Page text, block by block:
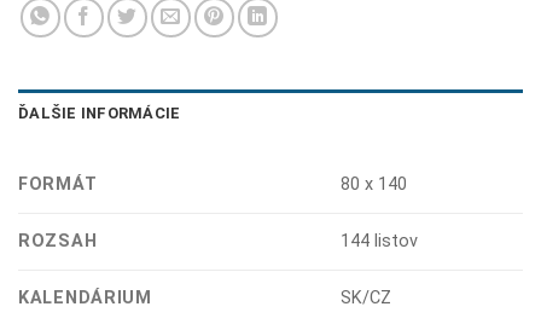
ĎALŠIE INFORMÁCIE
FORMÁT 80 x 140
ROZSAH 144 listov
KALENDÁRIUM SK/CZ